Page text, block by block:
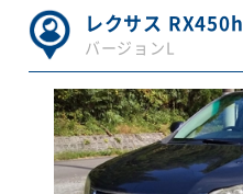
レクサス RX450h
バージョンL